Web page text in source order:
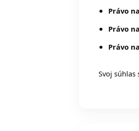
Právo
Právo
Právo
Svoj